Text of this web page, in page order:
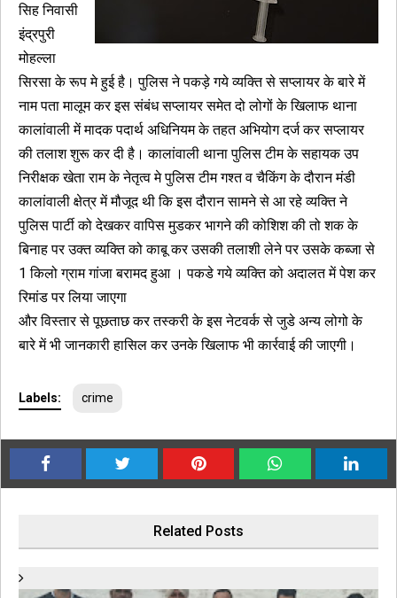
सिह निवासी
इंद्रपुरी
मोहल्ला
सिरसा के रूप मे हुई है। पुलिस ने पकड़े गये व्यक्ति से सप्लायर के बारे में
नाम पता मालूम कर इस संबंध सप्लायर समेत दो लोगों के खिलाफ थाना
कालांवाली में मादक पदार्थ अधिनियम के तहत अभियोग दर्ज कर सप्लायर
की तलाश शुरू कर दी है। कालांवाली थाना पुलिस टीम के सहायक उप
निरीक्षक खेता राम के नेतृत्व मे पुलिस टीम गश्त व चैकिंग के दौरान मंडी
कालांवाली क्षेत्र में मौजूद थी कि इस दौरान सामने से आ रहे व्यक्ति ने
पुलिस पार्टी को देखकर वापिस मुडकर भागने की कोशिश की तो शक के
बिनाह पर उक्त व्यक्ति को काबू कर उसकी तलाशी लेने पर उसके कब्जा से
1 किलो ग्राम गांजा बरामद हुआ । पकडे गये व्यक्ति को अदालत में पेश कर
रिमांड पर लिया जाएगा
और विस्तार से पूछताछ कर तस्करी के इस नेटवर्क से जुडे अन्य लोगो के
बारे में भी जानकारी हासिल कर उनके खिलाफ भी कार्रवाई की जाएगी।
Labels: crime
Related Posts